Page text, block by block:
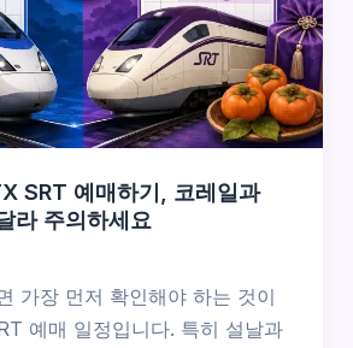
SRT 예매하기, 코레일과
라 주의하세요
가장 먼저 확인해야 하는 것이
예매 일정입니다. 특히 설날과